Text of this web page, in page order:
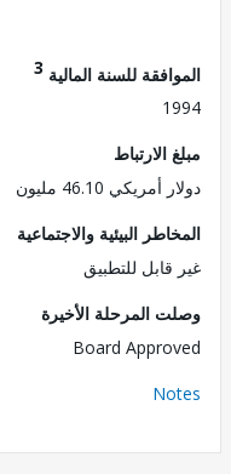
للسنة المالية3
46.10 مليون
البيئية والاجتماعية
للتطبيق
المرحلة الأخيرة
Board